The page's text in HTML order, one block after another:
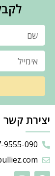
יצירת קשר
9555-090